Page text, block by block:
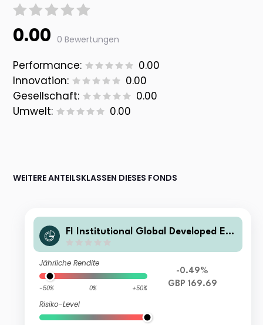
0.00 0 Bewertungen
Performance:
0.00
Innovation:
0.00
Gesellschaft:
0.00
Umwelt:
0.00
WEITERE ANTEILSKLASSEN DIESES FONDS
FI Institutional Global Developed Eq
ass
Jährliche Rendite
-50% 0% +50%
Risiko-Level
-0.49%
GBP 169.69